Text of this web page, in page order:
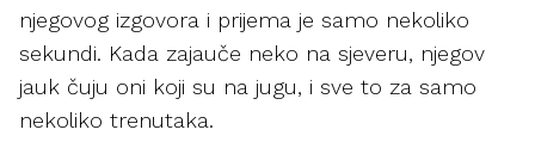
njegovog izgovora i prijema je samo nekoliko
sekundi. Kada zajauče neko na sjeveru, njegov
jauk čuju oni koji su na jugu, i sve to za samo
nekoliko trenutaka.